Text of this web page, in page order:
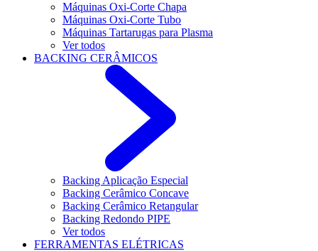
Máquinas Oxi-Corte Chapa
Máquinas Oxi-Corte Tubo
Máquinas Tartarugas para Plasma
Ver todos
BACKING CERÂMICOS
Backing Aplicação Especial
Backing Cerâmico Concave
Backing Cerâmico Retangular
Backing Redondo PIPE
Ver todos
FERRAMENTAS ELÉTRICAS